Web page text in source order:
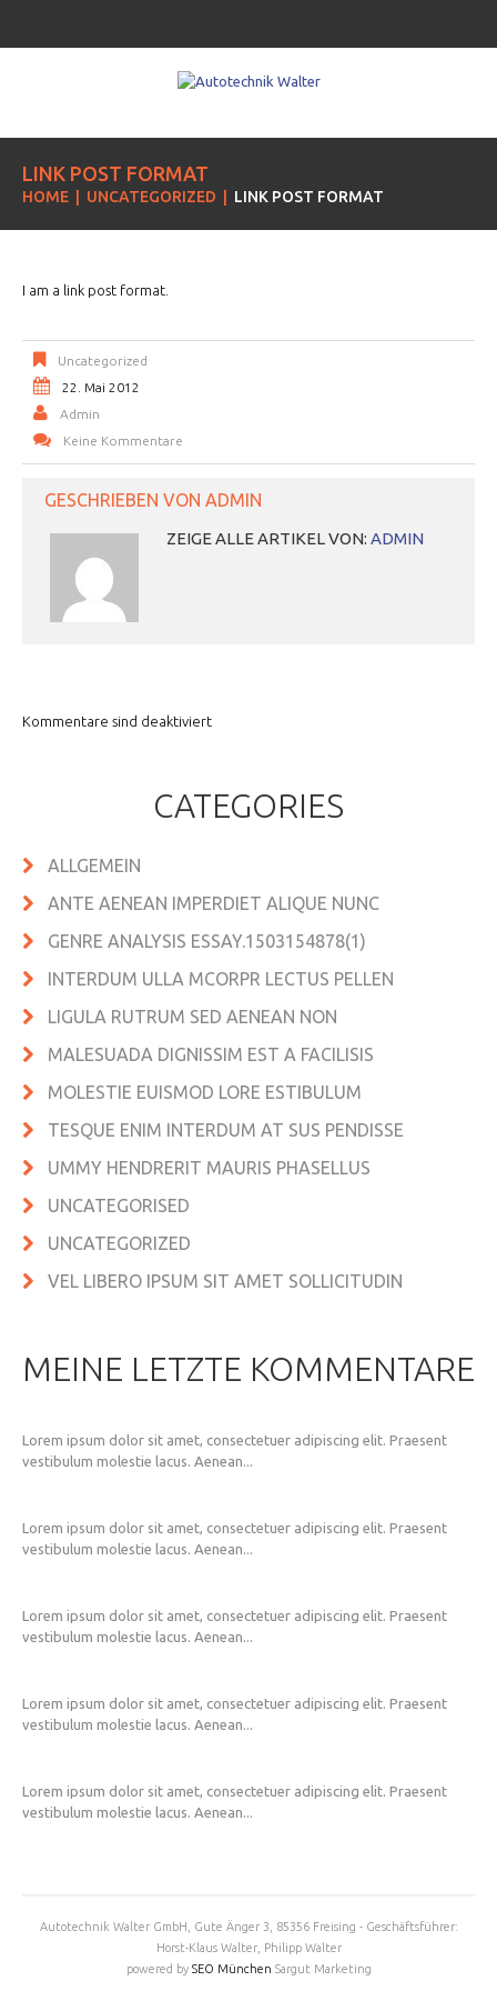
LINK POST FORMAT
HOME UNCATEGORIZED LINK POST FORMAT
I am a link post format.
Uncategorized
22. Mai 2012
Admin
Keine Kommentare
GESCHRIEBEN VON ADMIN
ZEIGE ALLE ARTIKEL VON: ADMIN
Kommentare sind deaktiviert
CATEGORIES
ALLGEMEIN
ANTE AENEAN IMPERDIET ALIQUE NUNC
GENRE ANALYSIS ESSAY.1503154878(1)
INTERDUM ULLA MCORPR LECTUS PELLEN
LIGULA RUTRUM SED AENEAN NON
MALESUADA DIGNISSIM EST A FACILISIS
MOLESTIE EUISMOD LORE ESTIBULUM
TESQUE ENIM INTERDUM AT SUS PENDISSE
UMMY HENDRERIT MAURIS PHASELLUS
UNCATEGORISED
UNCATEGORIZED
VEL LIBERO IPSUM SIT AMET SOLLICITUDIN
MEINE LETZTE KOMMENTARE
Lorem ipsum dolor sit amet, consectetuer adipiscing elit. Praesent
vestibulum molestie lacus. Aenean...
Lorem ipsum dolor sit amet, consectetuer adipiscing elit. Praesent
vestibulum molestie lacus. Aenean...
Lorem ipsum dolor sit amet, consectetuer adipiscing elit. Praesent
vestibulum molestie lacus. Aenean...
Lorem ipsum dolor sit amet, consectetuer adipiscing elit. Praesent
vestibulum molestie lacus. Aenean...
Lorem ipsum dolor sit amet, consectetuer adipiscing elit. Praesent
vestibulum molestie lacus. Aenean...
Autotechnik Walter GmbH, Gute Änger 3, 85356 Freising - Geschäftsführer:
Horst-Klaus Walter, Philipp Walter
powered by SEO München Sargut Marketing